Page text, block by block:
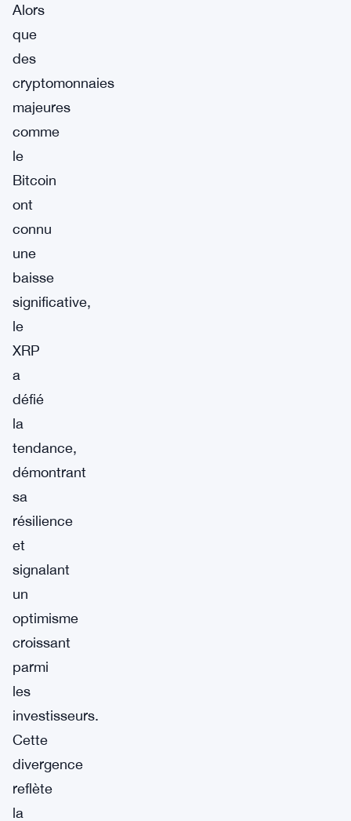
Alors
que
des
cryptomonnaies
majeures
comme
le
Bitcoin
ont
connu
une
baisse
significative,
le
XRP
a
défié
la
tendance,
démontrant
sa
résilience
et
signalant
un
optimisme
croissant
parmi
les
investisseurs.
Cette
divergence
reflète
la